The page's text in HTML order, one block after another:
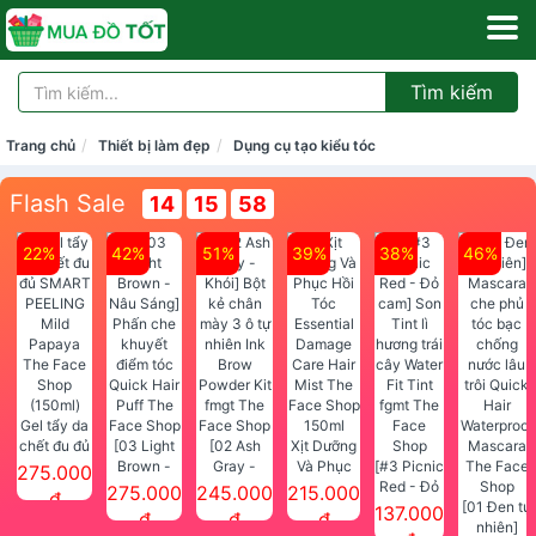
Tìm kiếm
Trang chủ Thiết bị làm đẹp Dụng cụ tạo kiểu tóc
Flash Sale 14 15 58
22%
Gel tẩy da
chết đu đủ
SMART
PEELING
275.000
đ
42%
[03 Light
Brown -
Nâu Sáng]
Phấn che
275.000
đ
51%
[02 Ash
Gray -
Khói] Bột
kẻ chân
245.000
đ
39%
Xịt Dưỡng
Và Phục
Hồi Tóc
Essential
215.000
đ
38%
[#3 Picnic
Red - Đỏ
cam] Son
137.000
46%
[01 Đen tự
nhiên]